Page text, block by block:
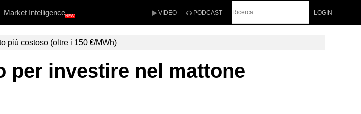
Market IntelligenceNEW VIDEO PODCAST
LOGIN
più costoso (oltre i 150 €/MWh)
per investire nel mattone